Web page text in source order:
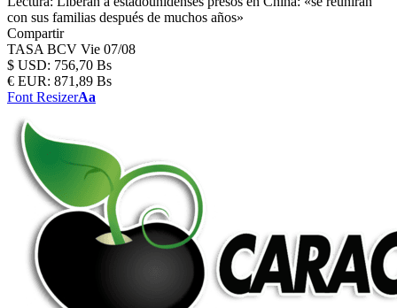
con sus familias después de muchos años»
Compartir
TASA BCV Vie 07/08
$ USD: 756,70 Bs
€ EUR: 871,89 Bs
Font ResizerAa